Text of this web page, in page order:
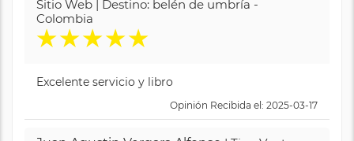
Sitio Web | Destino: belén de umbría -
Colombia
★★★★★
Excelente servicio y libro
Opinión Recibida el: 2025-03-17